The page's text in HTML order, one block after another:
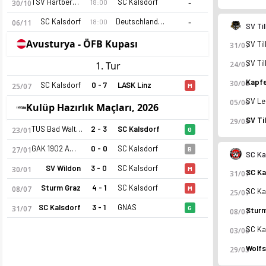
SC Kalsdorf 26-27 sezonu | Regionalliga Sud Regionalliga
30/10 18:00
06/11 SC Kalsdorf 18:00 Deutschlandsberger
-
Avusturya - ÖFB Kupası
1. Tur
25/07 SC Kalsdorf 0 - 7 LASK Linz M
Kulüp Hazırlık Maçları, 2026
23/01 TUS Bad Waltersdorf 2 - 3 SC Kalsdorf G
27/01 GAK 1902 Amateure 0 - 0 SC Kalsdorf B
30/01 SV Wildon 3 - 0 SC Kalsdorf M
08/07 Sturm Graz 4 - 1 SC Kalsdorf M
31/07 SC Kalsdorf 3 - 1 GNAS G
SV
31/07
24/07
30/06
05/06
29/05
SC
31/07
25/07
08/07
03/06
29/05